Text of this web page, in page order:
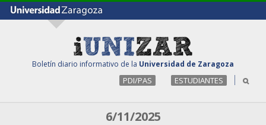
Boletín diario informativo de la Universidad de Zaragoza
PDI/PAS ESTUDIANTES
6/11/2025